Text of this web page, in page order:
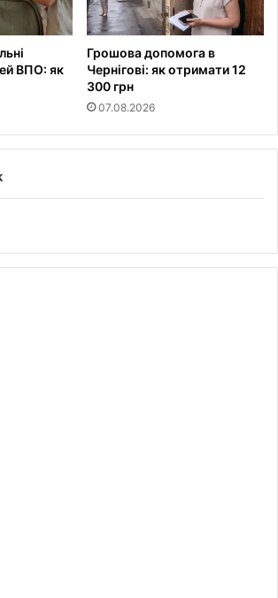
ВПО: як
Грошова допомога в
Чернігові: як отримати 12
300 грн
07.08.2026